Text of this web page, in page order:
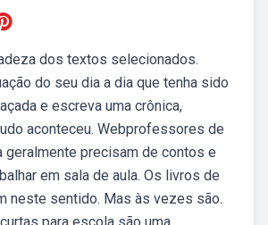
dos textos selecionados.
do seu dia a dia que tenha sido
e escreva uma crônica,
aconteceu. Webprofessores de
geralmente precisam de contos e
em sala de aula. Os livros de
neste sentido. Mas às vezes são.